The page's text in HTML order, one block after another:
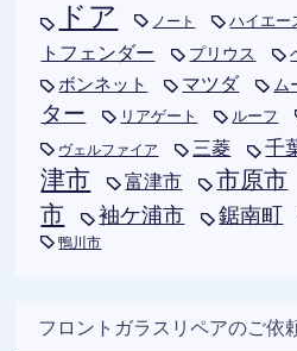
ドア
ノート ハイエー
トフェンダー
プリウス
ボンネット マツダ ム
ター
リアゲート ルーフ
ヴェルファイア 三菱 千
津市
富津市 市原市
市
袖ケ浦市 鋸南町
鴨川市
フロントガラスリペアのご依